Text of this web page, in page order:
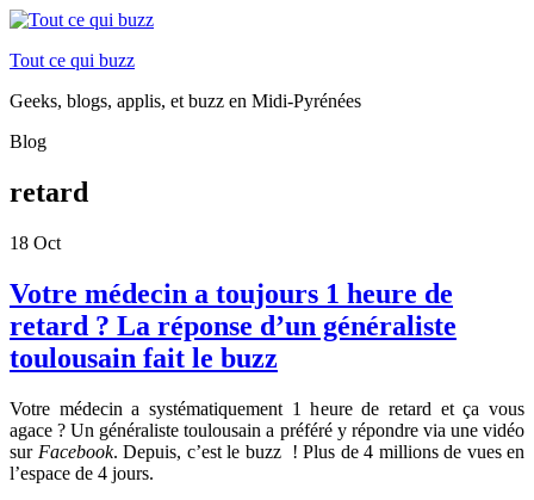
Tout ce qui buzz
Geeks, blogs, applis, et buzz en Midi-Pyrénées
Blog
retard
18 Oct
Votre médecin a toujours 1 heure de
retard ? La réponse d’un généraliste
toulousain fait le buzz
Votre médecin a systématiquement 1 heure de retard et ça vous
agace ? Un généraliste toulousain a préféré y répondre via une vidéo
sur Facebook. Depuis, c’est le buzz ! Plus de 4 millions de vues en
l’espace de 4 jours.